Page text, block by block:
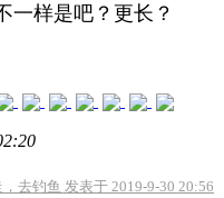
一样是吧？更长？
，去钓鱼 发表于 2019-9-30 20:56